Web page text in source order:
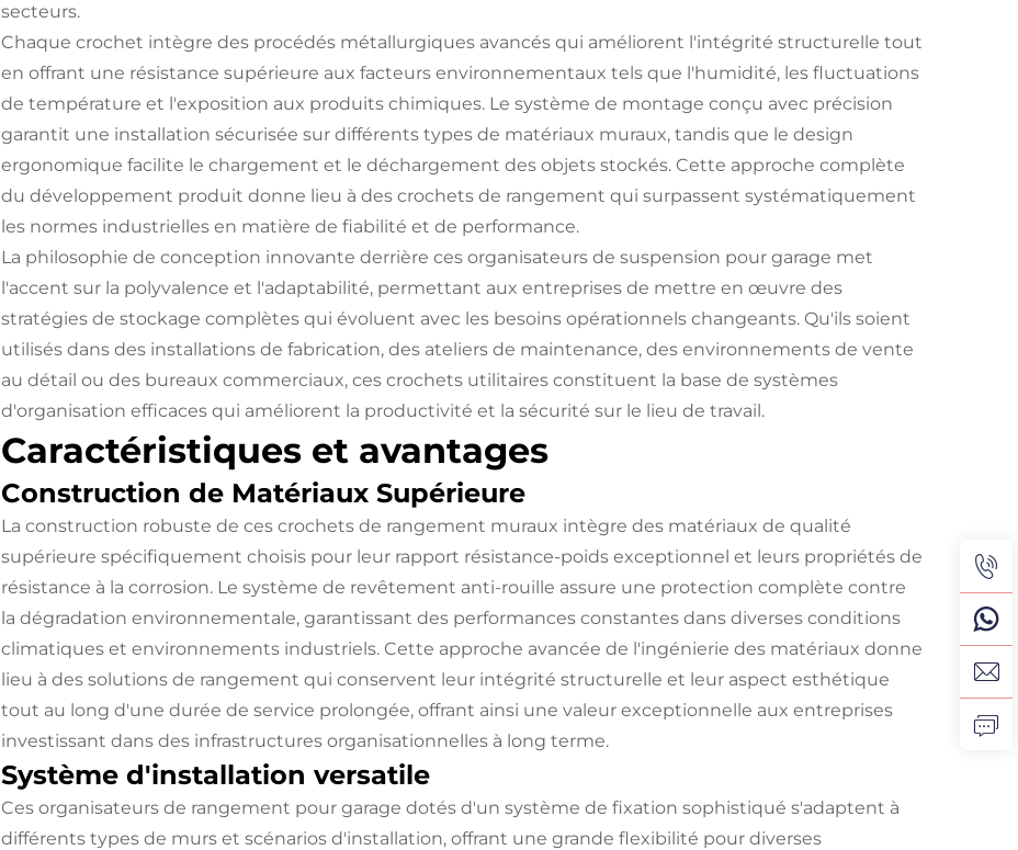
secteurs.
Chaque crochet intègre des procédés métallurgiques avancés qui améliorent l'intégrité structurelle tout
en offrant une résistance supérieure aux facteurs environnementaux tels que l'humidité, les fluctuations
de température et l'exposition aux produits chimiques. Le système de montage conçu avec précision
garantit une installation sécurisée sur différents types de matériaux muraux, tandis que le design
ergonomique facilite le chargement et le déchargement des objets stockés. Cette approche complète
du développement produit donne lieu à des crochets de rangement qui surpassent systématiquement
les normes industrielles en matière de fiabilité et de performance.
La philosophie de conception innovante derrière ces organisateurs de suspension pour garage met
l'accent sur la polyvalence et l'adaptabilité, permettant aux entreprises de mettre en œuvre des
stratégies de stockage complètes qui évoluent avec les besoins opérationnels changeants. Qu'ils soient
utilisés dans des installations de fabrication, des ateliers de maintenance, des environnements de vente
au détail ou des bureaux commerciaux, ces crochets utilitaires constituent la base de systèmes
d'organisation efficaces qui améliorent la productivité et la sécurité sur le lieu de travail.
Caractéristiques et avantages
Construction de Matériaux Supérieure
La construction robuste de ces crochets de rangement muraux intègre des matériaux de qualité
supérieure spécifiquement choisis pour leur rapport résistance-poids exceptionnel et leurs propriétés de
résistance à la corrosion. Le système de revêtement anti-rouille assure une protection complète contre
la dégradation environnementale, garantissant des performances constantes dans diverses conditions
climatiques et environnements industriels. Cette approche avancée de l'ingénierie des matériaux donne
lieu à des solutions de rangement qui conservent leur intégrité structurelle et leur aspect esthétique
tout au long d'une durée de service prolongée, offrant ainsi une valeur exceptionnelle aux entreprises
investissant dans des infrastructures organisationnelles à long terme.
Système d'installation versatile
Ces organisateurs de rangement pour garage dotés d'un système de fixation sophistiqué s'adaptent à
différents types de murs et scénarios d'installation, offrant une grande flexibilité pour diverses